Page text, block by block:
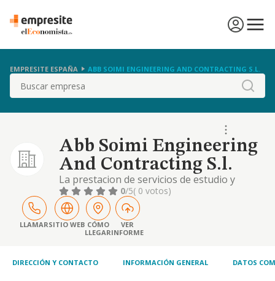
EMPRESITE ESPAÑA ABB SOIMI ENGINEERING AND CONTRACTING S.L.
Buscar
Abb Soimi Engineering
And Contracting S.l.
La prestacion de servicios de estudio y
analisis de procesos para su tratamiento
mecanico, de programacion para equipos
electronicos, de registro de datos en
soportes de entrada para ordenadores, asi
como la venta de pro
0/5( 0 votos)
LLAMARSITIO WEB CÓMO
LLEGAR
VER
INFORME
DIRECCIÓN Y CONTACTO INFORMACIÓN GENERAL DATOS